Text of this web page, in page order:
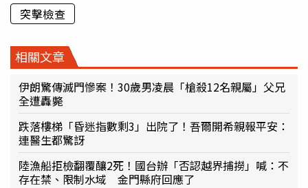
突擊檢查
相關文章
伊朗驚傳滅門慘案！30歲男凌晨「槍殺12名親屬」父兄
全遭轟斃
跌落樓梯「昏迷指數剩3」出院了！吾爾開希親報平安：
連醫生都驚訝
陸漁船拒檢翻覆釀2死！國台辦「否認越界捕撈」喊：不
存在禁、限制水域 金門縣府回應了